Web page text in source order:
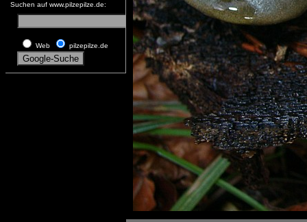
Suchen auf www.pilzepilze.de:
Web pilzepilze.de